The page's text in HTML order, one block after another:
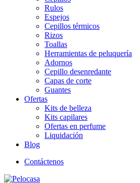
Rulos
Espejos
Cepillos térmicos
Rizos
Toallas
Herramientas de peluquería
Adornos
Cepillo desenredante
Capas de corte
Guantes
Ofertas
Kits de belleza
Kits capilares
Ofertas en perfume
Liquidación
Blog
Contáctenos